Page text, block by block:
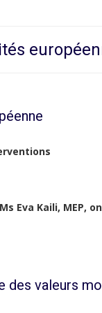
Eva Kaili, MEP,
des valeurs